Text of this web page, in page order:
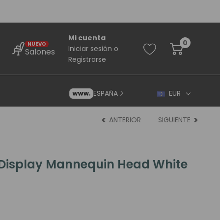
NUEVO
Salones
Mi cuenta
Iniciar sesión o
Registrarse
0
ESPAÑA EUR
ANTERIOR SIGUIENTE
Mannequin Head White